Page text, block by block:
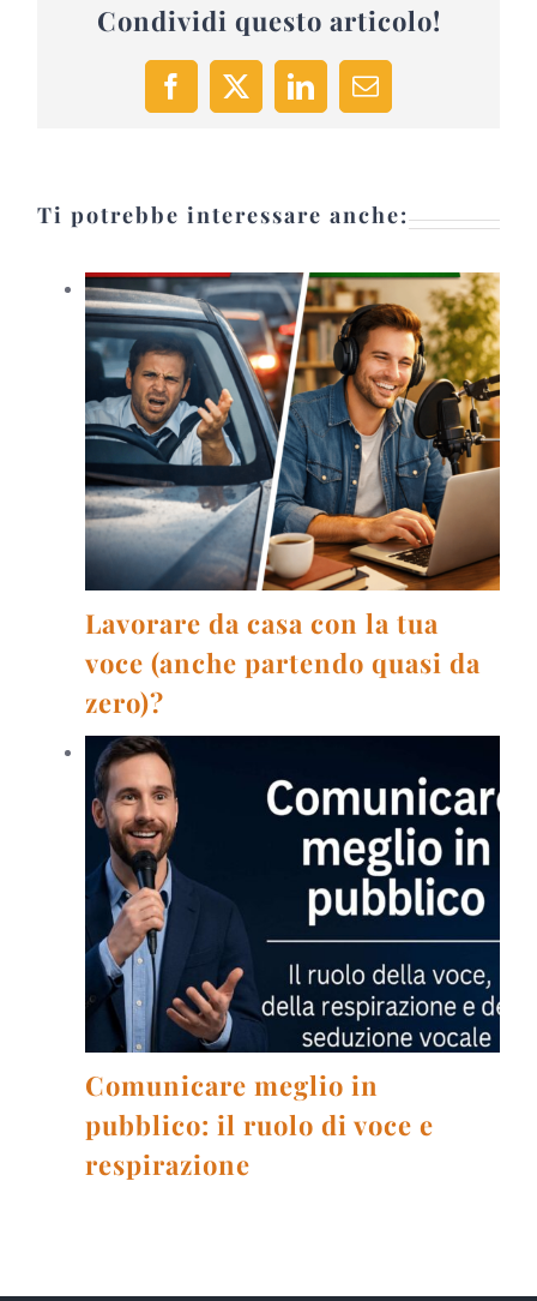
Condividi questo articolo!
Facebook
X LinkedInEmail
Ti potrebbe interessare anche:
Lavorare da casa con la tua
voce (anche partendo quasi da
zero)?
Comunicare meglio in
pubblico: il ruolo di voce e
respirazione